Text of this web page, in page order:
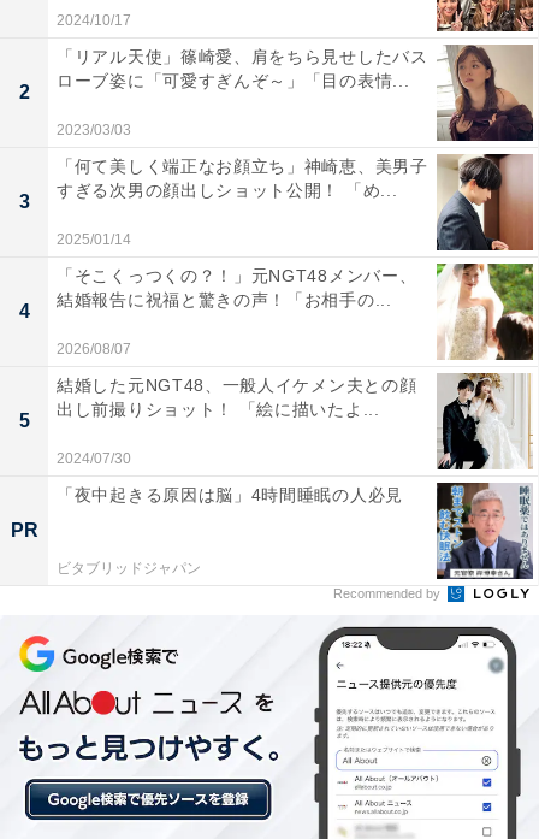
2024/10/17
2
「リアル天使」篠崎愛、肩をちら見せしたバス
ローブ姿に「可愛すぎんぞ～」「目の表情...
2023/03/03
3
「何て美しく端正なお顔立ち」神崎恵、美男子
すぎる次男の顔出しショット公開！ 「め...
2025/01/14
4
「そこくっつくの？！」元NGT48メンバー、
結婚報告に祝福と驚きの声！「お相手の...
2026/08/07
5
結婚した元NGT48、一般人イケメン夫との顔
出し前撮りショット！ 「絵に描いたよ...
2024/07/30
PR
「夜中起きる原因は脳」4時間睡眠の人必見
ビタブリッドジャパン
Recommended by